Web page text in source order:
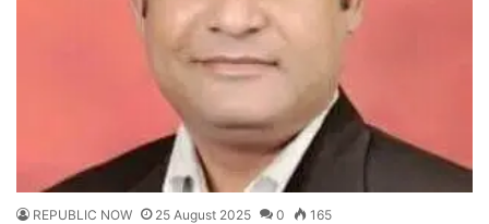
REPUBLIC NOW 25 August 2025 0 165